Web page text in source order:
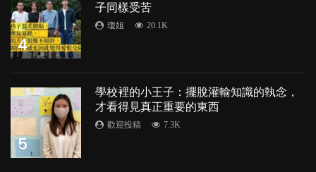
4
子同樣受苦
瓊姐 20.1K
5
學校裡的小王子：擺脫灌輸知識的執念，
才看得見真正重要的東西
歡迎投稿 7.3K